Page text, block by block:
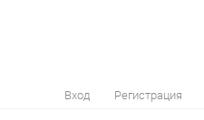
Вход Регистрация